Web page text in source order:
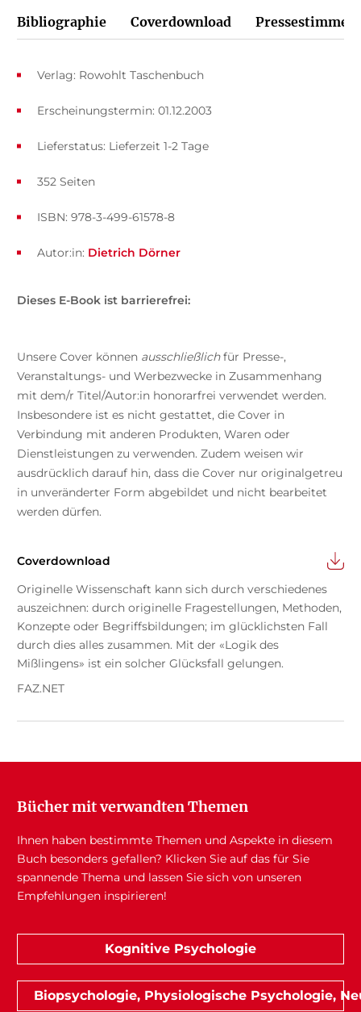
Bibliographie Coverdownload Pressestimmen
Verlag: Rowohlt Taschenbuch
Erscheinungstermin: 01.12.2003
Lieferstatus: Lieferzeit 1-2 Tage
ISBN: 978-3-499-61578-8
352 Seiten
Autor:in: Dietrich Dörner
Dieses E-Book ist barrierefrei:
Unsere Cover können ausschließlichfür Presse-,
Veranstaltungs- und Werbezwecke in Zusammenhang
mit dem/r Titel/Autor:in honorarfrei verwendet werden.
Insbesondere ist es nicht gestattet, die Cover in
Verbindung mit anderen Produkten, Waren oder
Dienstleistungen zu verwenden. Zudem weisen wir
ausdrücklich darauf hin, dass die Cover nur originalgetreu
in unveränderter Form abgebildet und nicht bearbeitet
werden dürfen.
Coverdownload
Originelle Wissenschaft kann sich durch verschiedenes
auszeichnen: durch originelle Fragestellungen, Methoden,
Konzepte oder Begriffsbildungen; im glücklichsten Fall
durch dies alles zusammen. Mit der «Logik des
Mißlingens» ist ein solcher Glücksfall gelungen.
FAZ.NET
Bücher mit verwandten Themen
Ihnen haben bestimmte Themen und Aspekte in diesem
Buch besonders gefallen? Klicken Sie auf das für Sie
spannende Thema und lassen Sie sich von unseren
Empfehlungen inspirieren!
Kognitive Psychologie
Biopsychologie, Physiologische Psychologie,